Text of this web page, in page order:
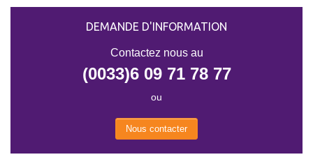
DEMANDE D'INFORMATION
Contactez nous au
(0033)6 09 71 78 77
ou
Nous contacter